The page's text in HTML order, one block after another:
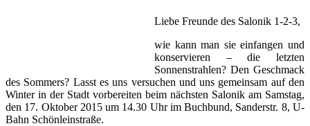
Liebe Freunde des Salonik 1-2-3,
wie kann man sie einfangen und
konservieren – die letzten
Sonnenstrahlen? Den Geschmack
des Sommers? Lasst es uns versuchen und uns gemeinsam auf den
Winter in der Stadt vorbereiten beim nächsten Salonik am Samstag,
den 17. Oktober 2015 um 14.30 Uhr im Buchbund, Sanderstr. 8, U-
Bahn Schönleinstraße.